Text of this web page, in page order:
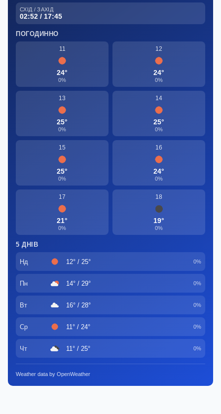
СХІД / ЗАХІД
02:52 / 17:45
ПОГОДИННО
11
24°
0%
12
24°
0%
13
25°
0%
14
25°
0%
15
25°
0%
16
24°
0%
17
21°
0%
18
19°
0%
5 ДНІВ
Нд 12° / 25° 0%
Пн 14° / 29° 0%
Вт 16° / 28° 0%
Ср 11° / 24° 0%
Чт 11° / 25° 0%
Weather data by OpenWeather